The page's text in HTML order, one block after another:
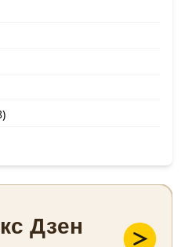
Дзен